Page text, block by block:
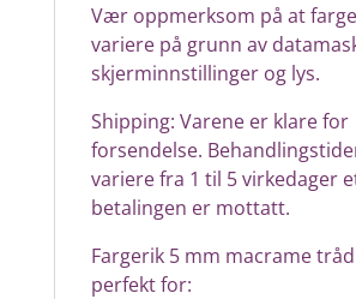
Vær oppmerksom på at
variere på grunn av
skjerminnstillinger og lys.
Shipping: Varene er klare for
forsendelse.
variere fra 1 til 5 virkedager
betalingen er mottatt.
Fargerik 5 mm macrame
perfekt for: